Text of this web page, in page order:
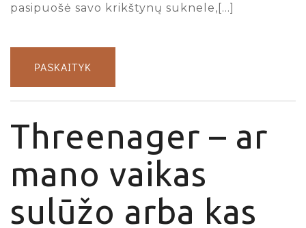
pasipuošė savo krikštynų suknele,[…]
PASKAITYK
Threenager – ar
mano vaikas
sulūžo arba kas